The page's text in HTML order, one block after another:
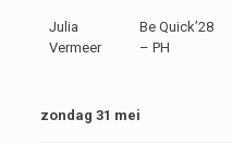
Julia
Vermeer
Be Quick’28
– PH
zondag 31 mei